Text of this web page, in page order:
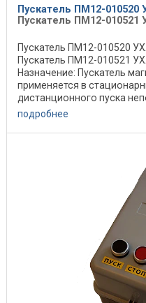
Пускатель ПМ12-010520
Пускатель ПМ12-010521
Пускатель ПМ12-010520
Пускатель ПМ12-010521
Назначение: Пускатель
применяется в
дистанционного пуска
к сети, ...
подробнее